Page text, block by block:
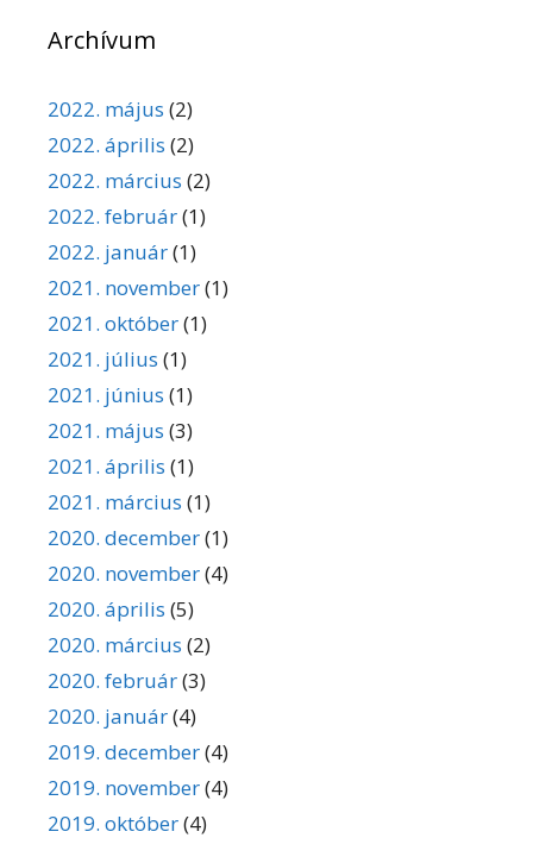
Archívum
2022. május (2)
2022. április (2)
2022. március (2)
2022. február(1)
2022. január(1)
2021. november(1)
2021. október(1)
2021. július (1)
2021. június (1)
2021. május (3)
2021. április (1)
2021. március (1)
2020. december(1)
2020. november(4)
2020. április (5)
2020. március (2)
2020. február(3)
2020. január(4)
2019. december(4)
2019. november(4)
2019. október(4)